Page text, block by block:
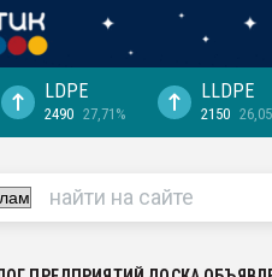
LDPE
2490 27,71%
LLDPE
2150